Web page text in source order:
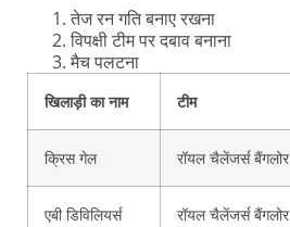
तेज रन गति बनाए रखना
विपक्षी टीम पर दबाव बनाना
मैच पलटना
खिलाड़ी का नाम टीम
क्रिस गेल रॉयल चैलेंजर्स बैंगलोर
एबी डिविलियर्स रॉयल चैलेंजर्स बैंगलोर